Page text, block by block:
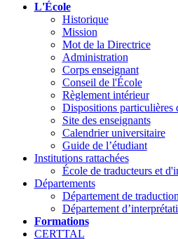
L'École
Historique
Mission
Mot de la Directrice
Administration
Corps enseignant
Conseil de l'École
Règlement intérieur
Dispositions particulières
Site des enseignants
Calendrier universitaire
Guide de l’étudiant
Institutions rattachées
École de traducteurs et
Départements
Département de traduction
Département
Formations
CERTTAL